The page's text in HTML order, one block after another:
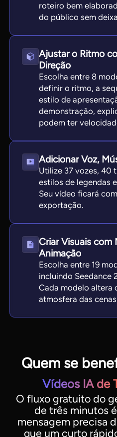
roteiro bem
do público sem
Ajustar o Ritmo
Direção
Escolha entre 8
definir o ritmo, a
estilo de
demonstração,
podem ter
Adicionar Voz,
Utilize 37 vozes, 40
estilos de legendas
Seu vídeo ficará
exportação.
Criar Visuais com
Animação
Escolha entre 19
incluindo Seedance
Cada modelo altera
atmosfera das
Quem se
Vídeos IA de
O fluxo gratuito do
de três minutos
mensagem precisa
que um curto